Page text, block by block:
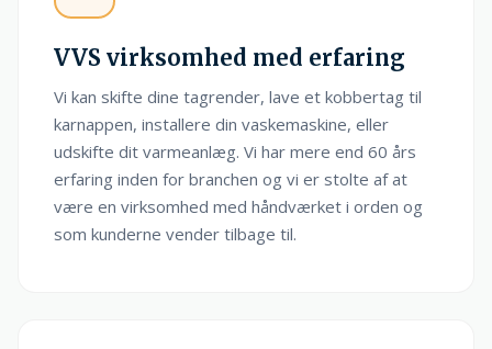
VVS virksomhed med erfaring
Vi kan skifte dine tagrender, lave et kobbertag til
karnappen, installere din vaskemaskine, eller
udskifte dit varmeanlæg. Vi har mere end 60 års
erfaring inden for branchen og vi er stolte af at
være en virksomhed med håndværket i orden og
som kunderne vender tilbage til.